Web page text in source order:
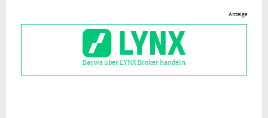
Anzeige
Baywa über LYNX Broker handeln